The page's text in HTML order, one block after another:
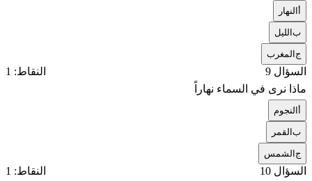
النهار
بالليل
جالمغرب
السؤال 9
النقاط: 1
ماذا نرى في السماء نهاراً
النجوم
بالقمر
جالشمس
السؤال 10
النقاط: 1